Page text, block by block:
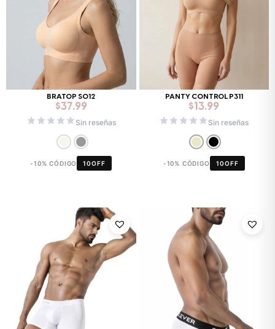
BRATOP S012
$37.99
Sin reseñas
-10% CÓDIGO 10OFF
PANTY CONTROL P311
$ 13.99
Sin reseñas
-10% CÓDIGO 10OFF